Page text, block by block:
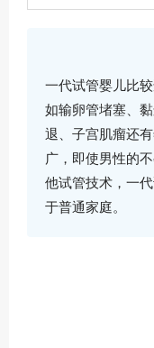
一代试管婴儿比
如输卵管堵塞、
退、子宫肌瘤还
广，即使男性的
他试管技术，一
于普通家庭。